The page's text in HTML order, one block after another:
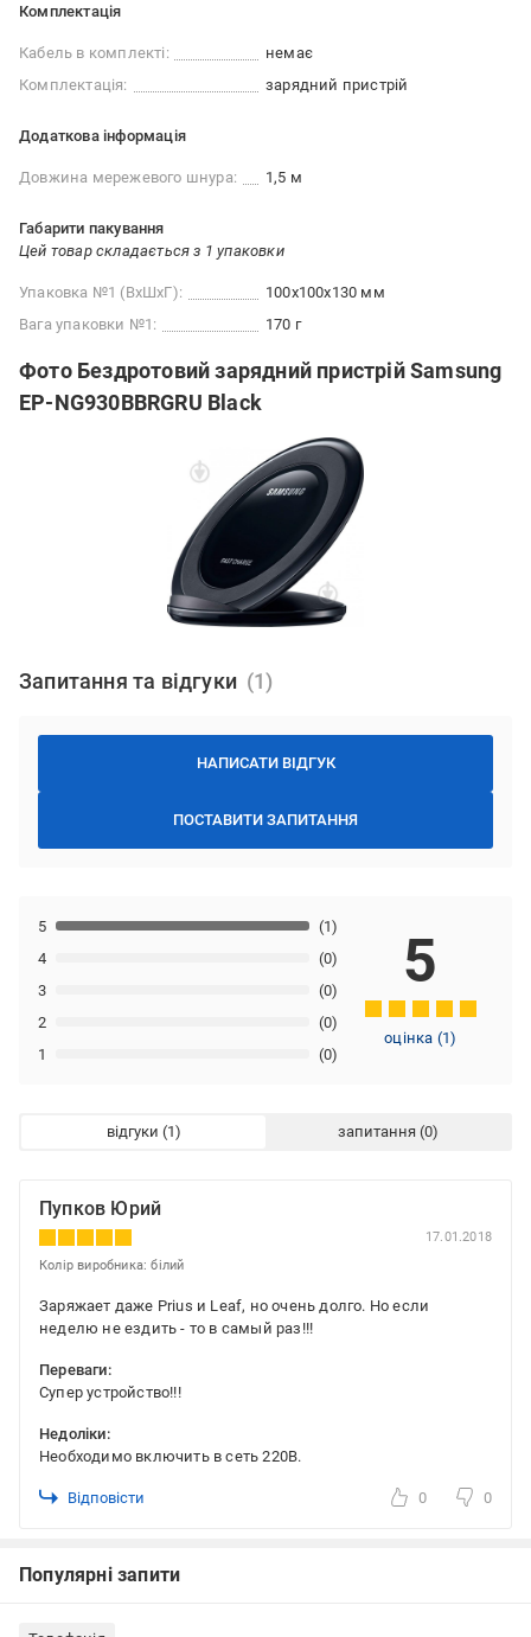
Комплектація
Кабель в комплекті:
немає
Комплектація:
зарядний пристрій
Додаткова інформація
Довжина мережевого шнура: 1,5 м
Габарити пакування
Цей товар складається з 1 упаковки
Упаковка №1 (ВхШхГ):
100x100x130 мм
Вага упаковки №1:
170 г
Фото Бездротовий зарядний пристрій Samsung
EP-NG930BBRGRU Black
Запитання та відгуки
НАПИСАТИ ВІДГУК
ПОСТАВИТИ ЗАПИТАННЯ
1 (0)
2 (0)
3 (0)
4 (0)
5 (1)
5
оцінка (1)
відгуки запитання
Пупков Юрий
17.01.2018
Колір виробника: білий
Заряжает даже Prius и Leaf, но очень долго. Но если
неделю не ездить - то в самый раз!!!
Переваги:
Супер устройство!!!
Недоліки:
Необходимо включить в сеть 220В.
Відповісти 0 0
Популярні запити